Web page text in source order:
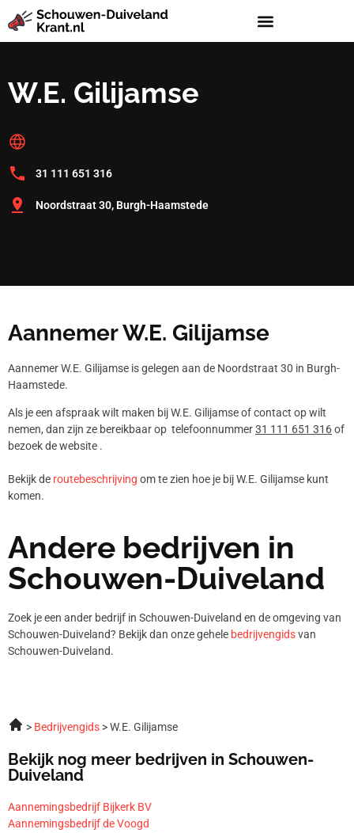
W.E. Gilijamse
31 111 651 316
Noordstraat 30, Burgh-Haamstede
Aannemer W.E. Gilijamse
Aannemer W.E. Gilijamse is gelegen aan de Noordstraat 30 in Burgh-
Haamstede.
Als je een afspraak wilt maken bij W.E. Gilijamse of contact op wilt
nemen, dan zijn ze bereikbaar op telefoonnummer31 111 651 316of
bezoek de website .
Bekijk de routebeschrijving om te zien hoe je bij W.E. Gilijamse kunt
komen.
Andere bedrijven in
Schouwen-Duiveland
Zoek je een ander bedrijf in Schouwen-Duiveland en de omgeving van
Schouwen-Duiveland? Bekijk dan onze gehele bedrijvengidsvan
Schouwen-Duiveland.
Bedrijvengids W.E. Gilijamse
Bekijk nog meer bedrijven in Schouwen-
Duiveland
Aannemingsbedrijf Bijkerk BV
Aannemingsbedrijf de Voogd